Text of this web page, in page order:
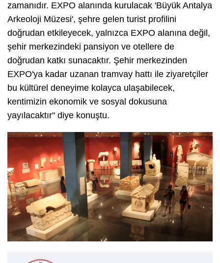
zamanıdır. EXPO alanında kurulacak 'Büyük Antalya
Arkeoloji Müzesi', şehre gelen turist profilini
doğrudan etkileyecek, yalnızca EXPO alanına değil,
şehir merkezindeki pansiyon ve otellere de
doğrudan katkı sunacaktır. Şehir merkezinden
EXPO'ya kadar uzanan tramvay hattı ile ziyaretçiler
bu kültürel deneyime kolayca ulaşabilecek,
kentimizin ekonomik ve sosyal dokusuna
yayılacaktır" diye konuştu.